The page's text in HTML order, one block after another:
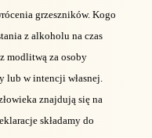
grzeszników. Kogo
z alkoholu na czas
modlitwą za osoby
w intencji własnej.
znajdują się na
składamy do